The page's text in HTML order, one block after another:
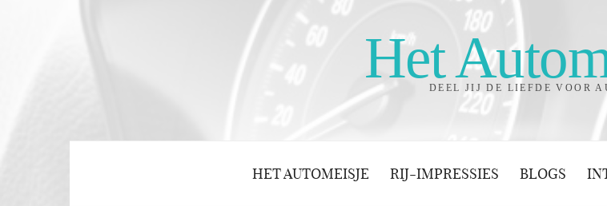
HetDEEL JIJ DE LIEFDE VOOR
HET AUTOMEISJE RIJ-IMPRESSIES BLOGS